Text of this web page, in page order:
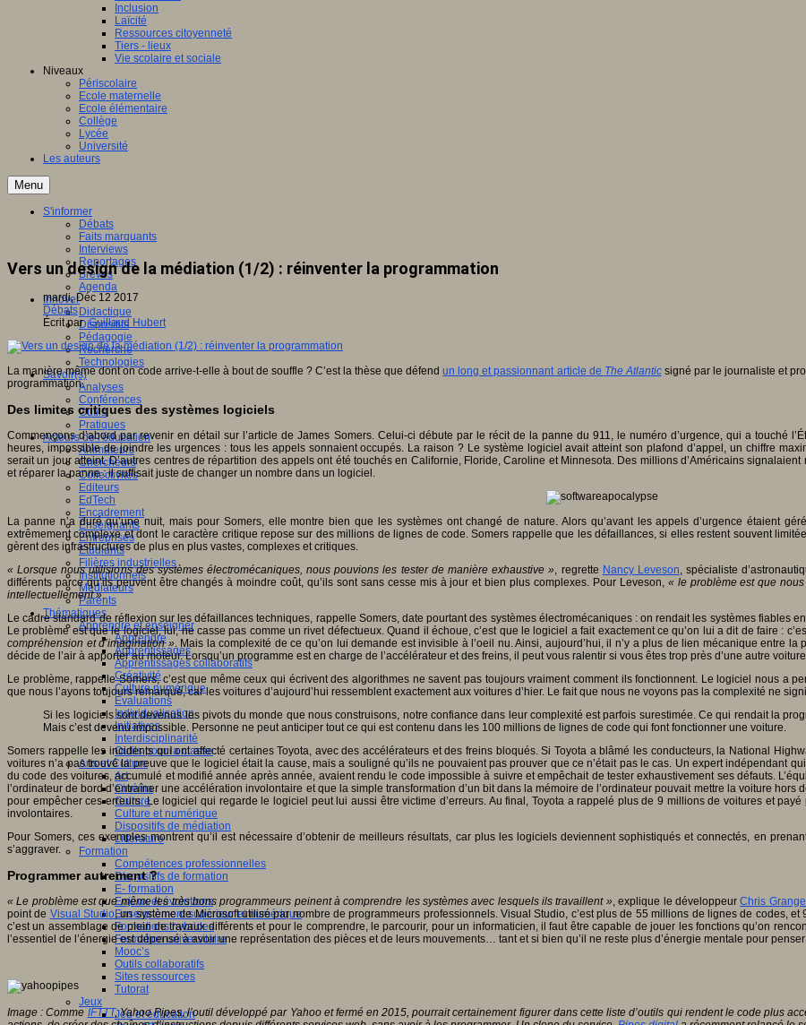
Inclusion
Laïcité
Ressources citoyenneté
Tiers - lieux
Vie scolaire et sociale
Niveaux
Périscolaire
Ecole maternelle
Ecole élémentaire
Collège
Lycée
Université
Les auteurs
Menu
S'informer
Débats
Faits marquants
Interviews
Reportages
Brèves
Agenda
Innover
Didactique
Dispositifs
Pédagogie
Recherche
Technologies
Savoir(s)
Analyses
Conférences
Outils
Pratiques
Acteurs de l'éducation
Animateurs
Chercheurs
Collectivités
Editeurs
EdTech
Encadrement
Enseignants
Entreprises
Etudiants
Filières industrielles
Institutionnels
Médiateurs
Parents
Thématiques
Apprendre et enseigner
Apprendre
Apprentissages
Apprentissages collaboratifs
Créativité
Culture numérique
Evaluations
Individualisation
Initiatives
Interdisciplinarité
Outils pour la classe
Arts et Culture
Art
Cinéma
Culture
Culture et numérique
Dispositifs de médiation
Littérature
Formation
Compétences professionnelles
Dispositifs de formation
E- formation
Enjeux et évolutions
Enseignement supérieur et numérique
Formations hybrides
Formation universitaire
Mooc’s
Outils collaboratifs
Sites ressources
Tutorat
Jeux
Jeu et éducation
Vers un design de la médiation (1/2) : réinventer la programmation
mardi, Déc 12 2017
Débats
Écrit parGuillaud Hubert
La manière même dont on code arrive-t-elle à bout de souffle ? C’est la thèse que défendun long et passionnant article de The Atlanticsigné par le journaliste et
programmation.
Des limites critiques des systèmes logiciels
Commençons d’abord par revenir en détail sur l’article de James Somers. Celui-ci débute par le récit de la panne du 911, le numéro d’urgence, qui a touché
heures, impossible de joindre les urgences : tous les appels sonnaient occupés. La raison ? Le système logiciel avait atteint son plafond d’appel, un chiffre
serait un jour atteint. D’autres centres de répartition des appels ont été touchés en Californie, Floride, Caroline et Minnesota. Des millions d’Américains
et réparer la panne : il suffisait juste de changer un nombre dans un logiciel.
La panne n’a duré qu’une nuit, mais pour Somers, elle montre bien que les systèmes ont changé de nature. Alors qu’avant les appels d’urgence étaient
extrêmement complexe et dont le caractère critique repose sur des millions de lignes de code. Somers rappelle que les défaillances, si elles restent souvent
gèrent des infrastructures de plus en plus vastes, complexes et critiques.
« Lorsque nous utilisions des systèmes électromécaniques, nous pouvions les tester de manière exhaustive », regrette Nancy Leveson, spécialiste
différents parce qu’ils peuvent être changés à moindre coût, qu’ils sont sans cesse mis à jour et bien plus complexes. Pour Leveson, « le problème est que
intellectuellement ».
Le cadre standard de réflexion sur les défaillances techniques, rappelle Somers, date pourtant des systèmes électromécaniques : on rendait les systèmes fiables
Le problème est que le logiciel, lui, ne casse pas comme un rivet défectueux. Quand il échoue, c’est que le logiciel a fait exactement ce qu’on lui a dit de faire :
compréhension et d’imagination ». Mais la complexité de ce qu’on lui demande est invisible à l’oeil nu. Ainsi, aujourd’hui, il n’y a plus de lien mécanique entre
décide de l’air à apporter au moteur. Lorsqu’un programme est en charge de l’accélérateur et des freins, il peut vous ralentir si vous êtes trop près d’une autre
Le problème, rappelle Somers, c’est que même ceux qui écrivent des algorithmes ne savent pas toujours vraiment comment ils fonctionnent. Le logiciel nous a
que nous l’ayons toujours remarqué, car les voitures d’aujourd’hui ressemblent exactement aux voitures d’hier. Le fait que nous ne voyons pas la complexité ne
Si les logiciels sont devenus les pivots du monde que nous construisons, notre confiance dans leur complexité est parfois surestimée. Ce qui rendait la
Mais c’est devenu impossible. Personne ne peut anticiper tout ce qui est contenu dans les 100 millions de lignes de code qui font fonctionner une voiture.
Somers rappelle les incidents qui ont affecté certaines Toyota, avec des accélérateurs et des freins bloqués. Si Toyota a blâmé les conducteurs, la National
voitures n’a pas trouvé la preuve que le logiciel était la cause, mais a souligné qu’ils ne pouvaient pas prouver que ce n’était pas le cas. Un expert indépendant
du code des voitures, accumulé et modifié année après année, avaient rendu le code impossible à suivre et empêchait de tester exhaustivement ses défauts.
l’ordinateur de bord d’entraîner une accélération involontaire et que la simple transformation d’un bit dans la mémoire de l’ordinateur pouvait mettre la voiture
pour empêcher ces erreurs. Le logiciel qui regarde le logiciel peut lui aussi être victime d’erreurs. Au final, Toyota a rappelé plus de 9 millions de voitures et
involontaires.
Pour Somers, ces exemples montrent qu’il est nécessaire d’obtenir de meilleurs résultats, car plus les logiciels deviennent sophistiqués et connectés, en
s’aggraver.
Programmer autrement ?
« Le problème est que même les très bons programmeurs peinent à comprendre les systèmes avec lesquels ils travaillent », explique le développeurChris
point de Visual Studio, un système de Microsoft utilisé par nombre de programmeurs professionnels. Visual Studio, c’est plus de 55 millions de lignes de codes,
c’est un assemblage de plein de travaux différents et pour le comprendre, le parcourir, pour un informaticien, il faut être capable de jouer les fonctions qu’on
l’essentiel de l’énergie est dépensé à avoir une représentation des pièces et de leurs mouvements… tant et si bien qu’il ne reste plus d’énergie mentale pour
Image : Comme IFTTT, Yahoo Pipes, l’outil développé par Yahoo et fermé en 2015, pourrait certainement figurer dans cette liste d’outils qui rendent le code plus